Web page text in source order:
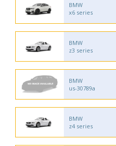
BMW
x6 series
BMW
z3 series
BMW
us-30789a
BMW
z4 series